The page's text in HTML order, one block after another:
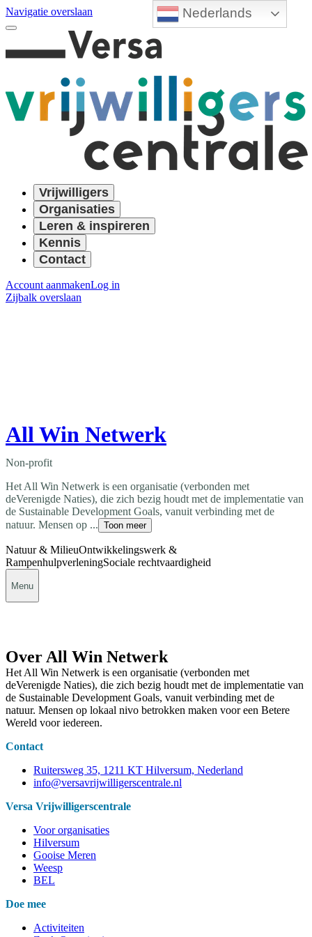
Nederlands
Navigatie overslaan
Vrijwilligers
Organisaties
Leren & inspireren
Kennis
Contact
Account aanmakenLog in
Zijbalk overslaan
All Win Netwerk
Non-profit
Het All Win Netwerk is een organisatie (verbonden met
deVerenigde Naties), die zich bezig houdt met de implementatie van
de Sustainable Development Goals, vanuit verbinding met de
natuur. Mensen op ... Toon meer
Natuur & MilieuOntwikkelingswerk &
RampenhulpverleningSociale rechtvaardigheid
Menu
Over All Win Netwerk
Het All Win Netwerk is een organisatie (verbonden met
deVerenigde Naties), die zich bezig houdt met de implementatie van
de Sustainable Development Goals, vanuit verbinding met de
natuur. Mensen op lokaal nivo betrokken maken voor een Betere
Wereld voor iedereen.
Contact
Ruitersweg 35, 1211 KT Hilversum, Nederland
info@versavrijwilligerscentrale.nl
Versa Vrijwilligerscentrale
Voor organisaties
Hilversum
Gooise Meren
Weesp
BEL
Doe mee
Activiteiten